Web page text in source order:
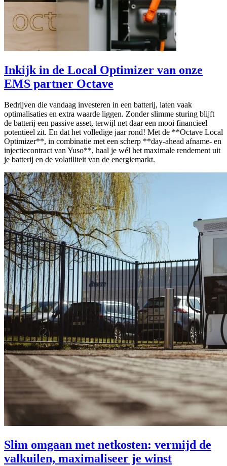
Inkijk in de Local Optimizer van onze
EMS partner Octave
Bedrijven die vandaag investeren in een batterij, laten vaak
optimalisaties en extra waarde liggen. Zonder slimme sturing blijft
de batterij een passive asset, terwijl net daar een mooi financieel
potentieel zit. En dat het volledige jaar rond! Met de **Octave Local
Optimizer**, in combinatie met een scherp **day-ahead afname- en
injectiecontract van Yuso**, haal je wél het maximale rendement uit
je batterij en de volatiliteit van de energiemarkt.
Slim omgaan met netkosten: vermijd de
valkuilen, maximaliseer je winst